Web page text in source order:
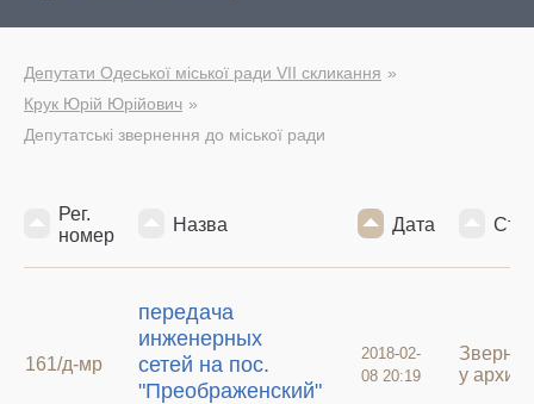
Депутати Одеської міської ради VII скликання
Крук Юрій Юрійович
Депутатські звернення до міської ради
Рег.
номер
Назва Дата
161/д-мр
передача
инженерных
сетей на пос.
"Преображенский"
2018-02-
08 20:19
у архиві